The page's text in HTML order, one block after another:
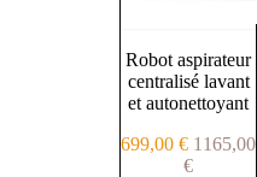
Robot aspirateur
centralisé lavant
et autonettoyant
699,00 € 1165,00
€